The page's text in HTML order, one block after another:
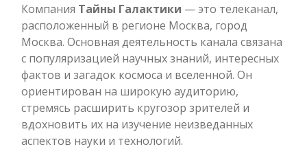
Компания Тайны Галактики — это телеканал,
расположенный в регионе Москва, город
Москва. Основная деятельность канала связана
с популяризацией научных знаний, интересных
фактов и загадок космоса и вселенной. Он
ориентирован на широкую аудиторию,
стремясь расширить кругозор зрителей и
вдохновить их на изучение неизведанных
аспектов науки и технологий.